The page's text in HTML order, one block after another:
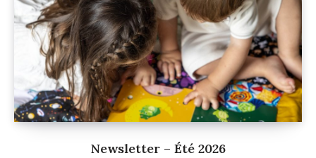
Newsletter – Été 2026